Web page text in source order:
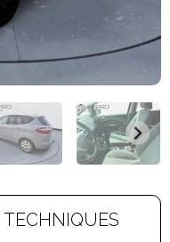
TECHNIQUES